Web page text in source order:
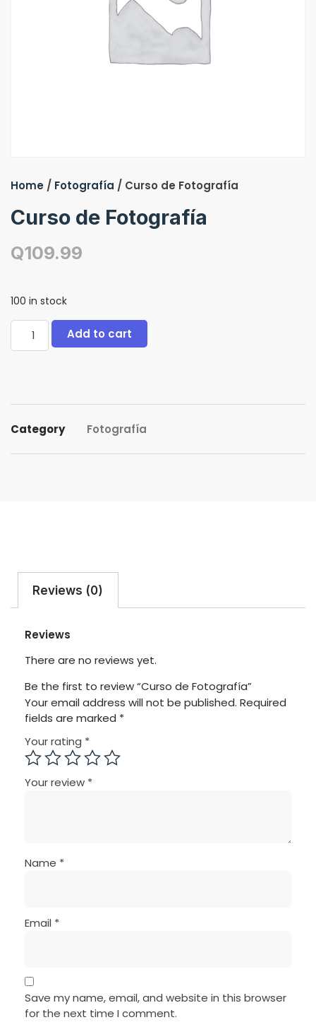
Home / Fotografía / Curso de Fotografía
Curso de Fotografía
Q109.99
100 in stock
Add to cart
Category Fotografía
Reviews (0)
Reviews
There are no reviews yet.
Be the first to review “Curso de Fotografía”
Your email address will not be published. Required
fields are marked *
Your rating *
Your review *
Name *
Email *
Save my name, email, and website in this browser
for the next time I comment.